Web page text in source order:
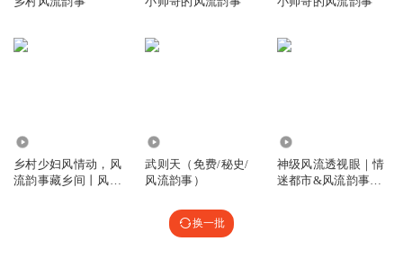
乡村少妇风情动，风
流韵事藏乡间丨风流
武则天（免费/秘史/
风流韵事）
神级风流透视眼｜情
迷都市&风流韵事｜
换一批